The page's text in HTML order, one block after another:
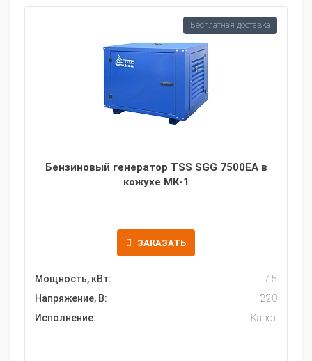
Бензиновый генератор TSS SGG 7500EA в
кожухе МК-1
ЗАКАЗАТЬ
Мощность, кВт:
7.5
Напряжение, В:
220
Исполнение:
Капот
Бесплатная доставка